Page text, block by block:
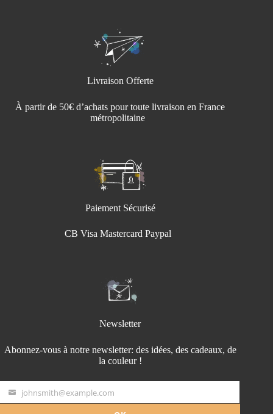
Livraison Offerte
À partir de 50€ d’achats pour toute livraison en France
métropolitaine
Paiement Sécurisé
CB Visa Mastercard Paypal
Newsletter
Abonnez-vous à notre newsletter: des idées, des cadeaux, de
la couleur !
Your
email
johnsmith@example.com